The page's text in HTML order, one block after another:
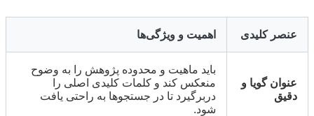
عنصر کلیدی اهمیت و ویژگی‌ها
عنوان گویا و
دقیق
باید ماهیت و محدوده پژوهش را به وضوح
منعکس کند و کلمات کلیدی اصلی را
دربرگیرد تا در جستجوها به راحتی یافت
شود.